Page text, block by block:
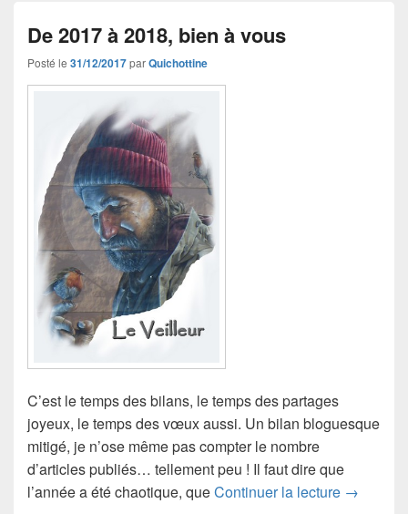
De 2017 à 2018, bien à vous
Posté le 31/12/2017parQuichottine
C’est le temps des bilans, le temps des partages
joyeux, le temps des vœux aussi. Un bilan bloguesque
mitigé, je n’ose même pas compter le nombre
d’articles publiés… tellement peu ! Il faut dire que
l’année a été chaotique, queContinuer la lecture De 2017
→